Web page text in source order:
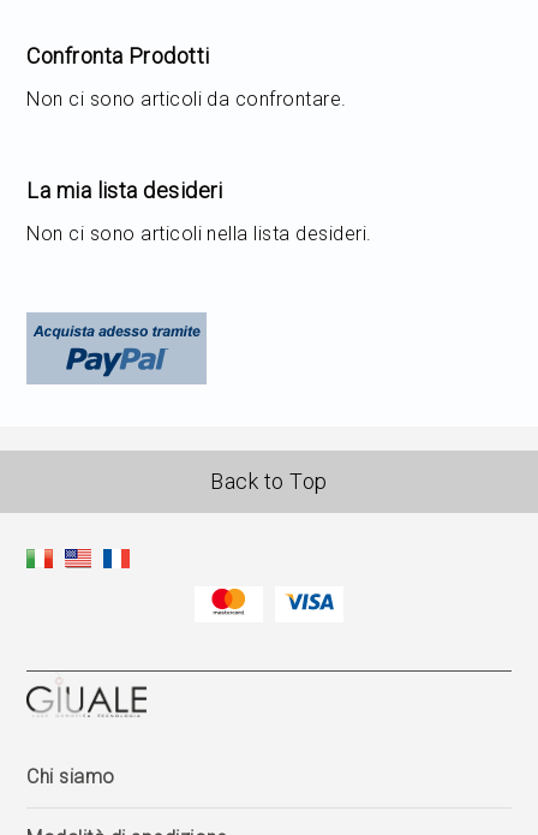
Confronta Prodotti
Non ci sono articoli da confrontare.
La mia lista desideri
Non ci sono articoli nella lista desideri.
Back to Top
Chi siamo